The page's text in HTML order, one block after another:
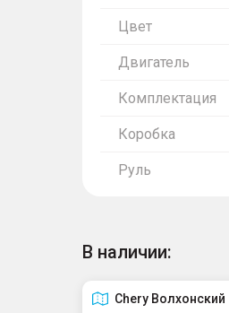
Цвет
Двигатель
Комплектация
Коробка
Руль
В наличии:
Сhery Волхонский